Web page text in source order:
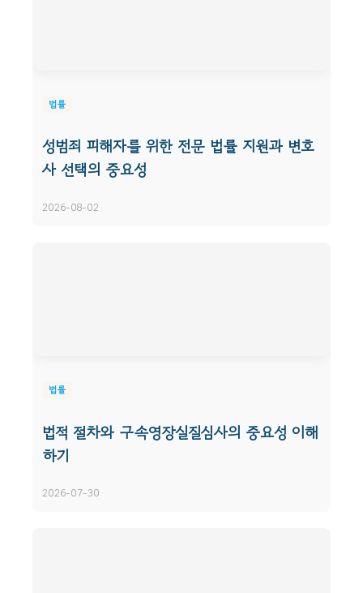
법률
성범죄 피해자를 위한 전문 법률 지원과 변호
사 선택의 중요성
2026-08-02
법률
법적 절차와 구속영장실질심사의 중요성 이해
하기
2026-07-30